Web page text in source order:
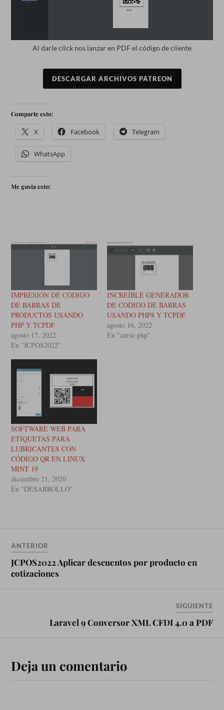
Al darle click nos lanzar en PDF el código de cliente
DESCARGAR ARCHIVOS PATREON
Comparte esto:
X Facebook Telegram
WhatsApp
Me gusta esto:
IMPRESIÓN DE CÓDIGO
DE BARRAS DE
PRODUCTOS USANDO
PHP Y TCPDF
agosto 17, 2022
En "JCPOS2022"
INCREÍBLE GENERADOR
DE CÓDIGO DE BARRAS
USANDO PHP8 Y TCPDF
agosto 16, 2022
En "curso php"
SOFTWARE WEB PARA
ETIQUETAS PARA
LUBRICANTES CON
CÓDIGO QR EN LINUX
MINT 19
diciembre 21, 2020
En "DESARROLLO"
ANTERIOR
JCPOS2022 Aplicar descuentos por producto en
cotizaciones
SIGUIENTE
Laravel 9 Conversor XML CFDI 4.0 a PDF
Deja un comentario